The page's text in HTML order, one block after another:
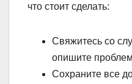
что стоит сделать:
Свяжитесь со
опишите
Сохраните все